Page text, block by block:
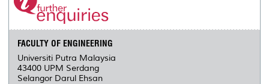
FACULTY OF ENGINEERING
Universiti Putra Malaysia
43400 UPM Serdang
Selangor Darul Ehsan